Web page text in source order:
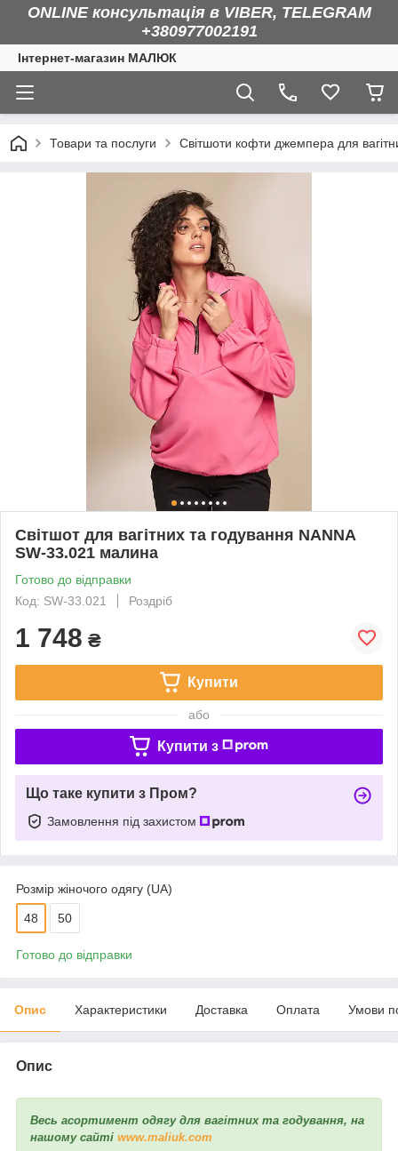
ONLINE консультація в VIBER, TELEGRAM
+380977002191
Інтернет-магазин МАЛЮК
Товари та послуги Світшоти кофти джемпера для
Світшот для вагітних та годування NANNA
SW-33.021 малина
Готово до відправки
Код: SW-33.021
Роздріб
1 748 ₴
Купити
або
Купити з
Що таке купити з Пром?
Замовлення під захистом
Розмір жіночого одягу (UA)
48 50
Готово до відправки
Опис Характеристики Доставка Оплата Умови
Опис
Весь асортимент одягу для вагітних та годування, на
нашому сайті www.maliuk.com